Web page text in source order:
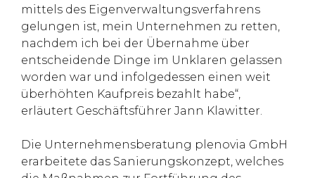
mittels des Eigenverwaltungsverfahrens
gelungen ist, mein Unternehmen zu retten,
nachdem ich bei der Übernahme über
entscheidende Dinge im Unklaren gelassen
worden war und infolgedessen einen weit
überhöhten Kaufpreis bezahlt habe“,
erläutert Geschäftsführer Jann Klawitter.
Die Unternehmensberatung plenovia GmbH
erarbeitete das Sanierungskonzept, welches